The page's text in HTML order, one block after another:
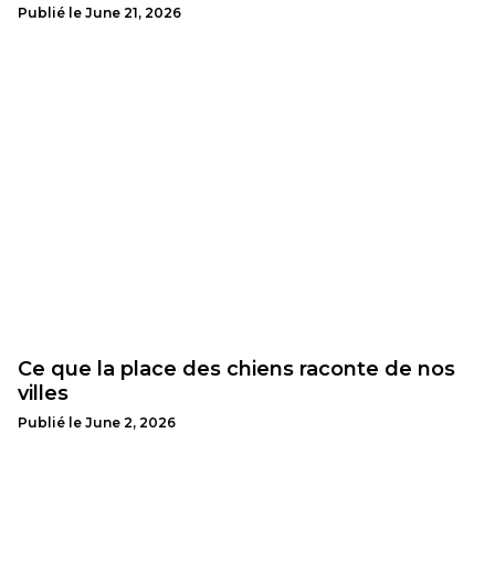
Publié le June 21, 2026
Ce que la place des chiens raconte de nos
villes
Publié le June 2, 2026